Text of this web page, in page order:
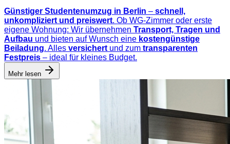
Günstiger Studentenumzug in Berlin – schnell,
unkompliziert und preiswert. Ob WG-Zimmer oder erste
eigene Wohnung: Wir übernehmen Transport, Tragen und
Aufbau und bieten auf Wunsch eine kostengünstige
Beiladung. Alles versichert und zum transparenten
Festpreis – ideal für kleines Budget.
Mehr lesen